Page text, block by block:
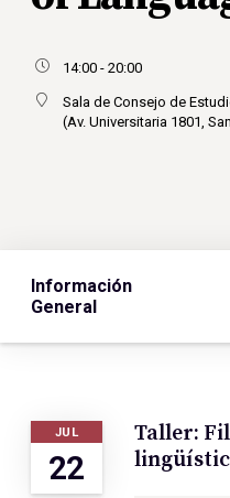
14:00 - 20:00
Sala de Consejo de
(Av. Universitaria 1801,
Información
General
JUL
22
Taller: